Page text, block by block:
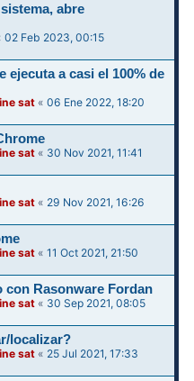
abre
02 Feb 2023, 00:15
a casi el 100% de
sat «06 Ene 2022, 18:20
sat « 30 Nov 2021, 11:41
sat « 29 Nov 2021, 16:26
sat «11 Oct 2021, 21:50
con Rasonware Fordan
sat « 30 Sep 2021, 08:05
localizar?
sat « 25 Jul 2021, 17:33